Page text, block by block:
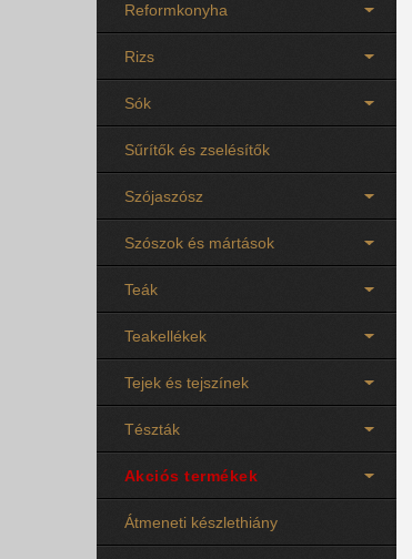
Reformkonyha
Rizs
Sók
Sűrítők és zselésítők
Szójaszósz
Szószok és mártások
Teák
Teakellékek
Tejek és tejszínek
Tészták
Akciós termékek
Átmeneti készlethiány